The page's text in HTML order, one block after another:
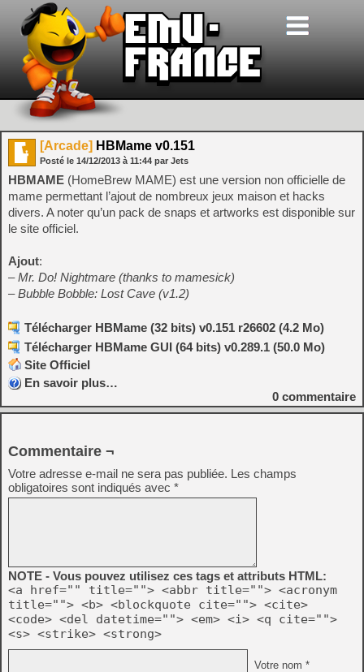
[Arcade] HBMame v0.151
Posté le 14/12/2013 à 11:44 par Jets
HBMAME (HomeBrew MAME) est une version non officielle de
mame permettant l’ajout de nombreux jeux maison et hacks
divers. A noter qu’un pack de snaps et artworks est disponible sur
le site officiel.
Ajout:
– Mr. Do! Nightmare (thanks to mamesick)
– Bubble Bobble: Lost Cave (v1.2)
Télécharger HBMame (32 bits) v0.151 r26602 (4.2 Mo)
Télécharger HBMame GUI (64 bits) v0.289.1 (50.0 Mo)
Site Officiel
En savoir plus…
0 commentaire
Commentaire ¬
Votre adresse e-mail ne sera pas publiée. Les champs
obligatoires sont indiqués avec *
NOTE - Vous pouvez utilisez ces tags et attributs HTML:
<a href="" title=""> <abbr title=""> <acronym
title=""> <b> <blockquote cite=""> <cite>
<code> <del datetime=""> <em> <i> <q cite="">
<s> <strike> <strong>
Votre nom *